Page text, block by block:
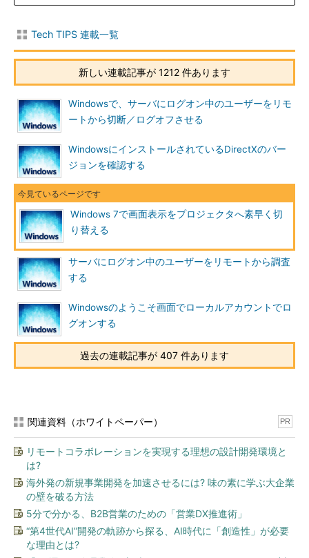
（3）内蔵ディスプレイと外部ディスプレイを
定。ディスプレイの並びを変更するには、これと
は別の画面での設定が必要（後述）。
（4）外部ディスプレイだけに画面を表示する
切り替えたいディスプレイ表示設定のアイコンをマウスでクリ
ックすると、即座にその表示設定に切り換わる。あるいはキーボ
［Enter］キーを押すか、［Windows］キーを押し下げたまま
［P］キーを繰り返し押して対象アイコンにフォーカスを合わせ
たら［Windows］キーを戻す、という手順でも選択可能だ。
●ディスプレイの解像度や並び順は別の画面で変更する
［Windows］＋［P］キーによって現れる画面では、ディスプ
レイ表示設定の切り替えしかできない。ディスプレイの解像度や
［拡張］選択時のディスプレイの並び順などの設定を変更するに
は、デスクトップ上で何もないところをマウスで右クリックして
表示されるメニューから、［画面の解像度］を選ぶ。すると次の
［ディスプレイ表示の変更］ダイアログが表示される。
［ディスプレイ表示の変更］ダイアログ
Tech TIPS 連載一覧
新しい連載記事が 1212 件あります
Windowsで、サーバにログオン中のユーザーをリモ
ートから切断／ログオフさせる
WindowsにインストールされているDirectXのバー
ジョンを確認する
Windows 7で画面表示をプロジェクタへ素早く切
り替える
サーバにログオン中のユーザーをリモートから調査
する
Windowsのようこそ画面でローカルアカウントでロ
グオンする
過去の連載記事が 407 件あります
関連資料（ホワイトペーパー） PR
リモートコラボレーションを実現する理想の設計開発環境と
は?
海外発の新規事業開発を加速させるには? 味の素に学ぶ大企業
の壁を破る方法
5分で分かる、B2B営業のための「営業DX推進術」
“第4世代AI”開発の軌跡から探る、AI時代に「創造性」が必要
な理由とは?